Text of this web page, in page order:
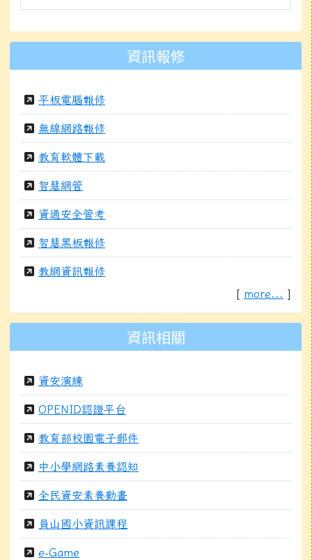
資訊報修
平板電腦報修
無線網路報修
教育軟體下載
智慧網管
資通安全管考
智慧黑板報修
教網資訊報修
[ more... ]
資訊相關
資安演練
OPENID認證平台
教育部校園電子郵件
中小學網路素養認知
全民資安素養動畫
員山國小資訊課程
e-Game